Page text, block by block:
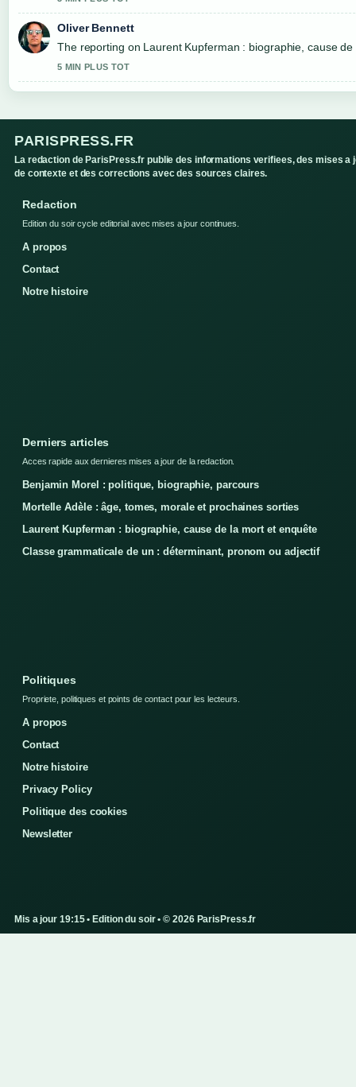
Oliver Bennett
The reporting on Laurent Kupferman : biographie, cause
5 MIN PLUS TOT
PARISPRESS.FR
La redaction de ParisPress.fr publie des informations verifiees, des mises a
de contexte et des corrections avec des sources claires.
Redaction
Edition du soir cycle editorial avec mises a jour continues.
A propos
Contact
Notre histoire
Derniers articles
Acces rapide aux dernieres mises a jour de la redaction.
Benjamin Morel : politique, biographie, parcours
Mortelle Adèle : âge, tomes, morale et prochaines sorties
Laurent Kupferman : biographie, cause de la mort et enquête
Classe grammaticale de un : déterminant, pronom ou adjectif
Politiques
Propriete, politiques et points de contact pour les lecteurs.
A propos
Contact
Notre histoire
Privacy Policy
Politique des cookies
Newsletter
Mis a jour 19:15 • Edition du soir • © 2026 ParisPress.fr